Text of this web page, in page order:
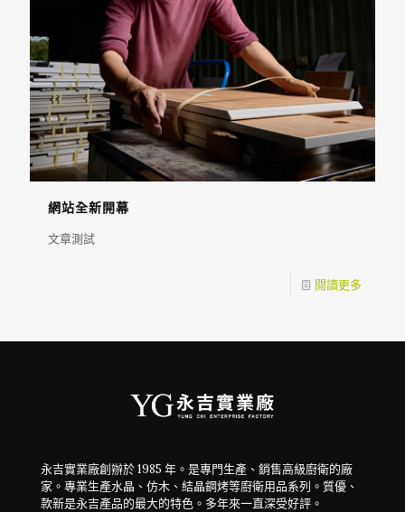
網站全新開幕
文章測試
閱讀更多
永吉實業廠創辦於 1985 年。是專門生產、銷售高級廚衛的廠
家。專業生產水晶、仿木、結晶鋼烤等廚衛用品系列。質優、
款新是永吉產品的最大的特色。多年來一直深受好評。